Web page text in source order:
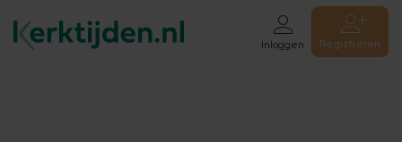
Inloggen Registreren